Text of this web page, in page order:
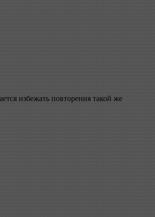
избежать повторения такой же